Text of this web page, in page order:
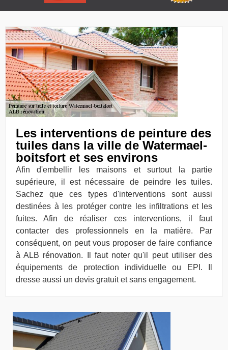
Les interventions de peinture des
tuiles dans la ville de Watermael-
boitsfort et ses environs
Afin d'embellir les maisons et surtout la partie
supérieure, il est nécessaire de peindre les tuiles.
Sachez que ces types d'interventions sont aussi
destinées à les protéger contre les infiltrations et les
fuites. Afin de réaliser ces interventions, il faut
contacter des professionnels en la matière. Par
conséquent, on peut vous proposer de faire confiance
à ALB rénovation. Il faut noter qu'il peut utiliser des
équipements de protection individuelle ou EPI. Il
dresse aussi un devis gratuit et sans engagement.